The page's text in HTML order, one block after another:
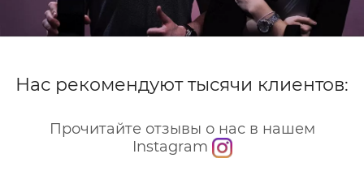
Нас рекомендуют тысячи клиентов:
Прочитайте отзывы о нас в нашем
Instagram